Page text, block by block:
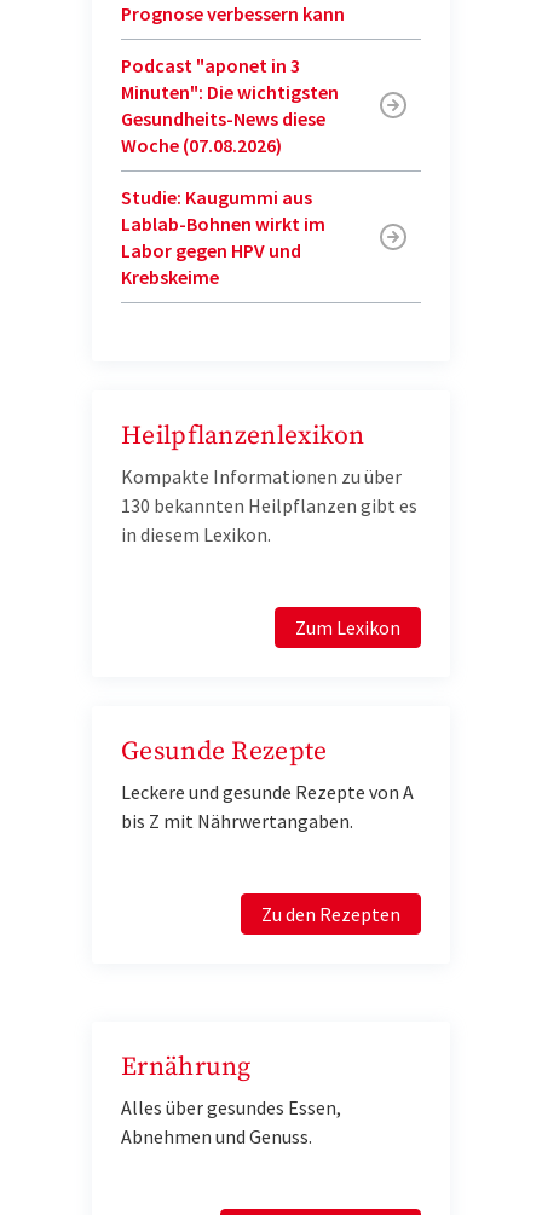
Prognose verbessern kann
Podcast "aponet in 3
Minuten": Die wichtigsten
Gesundheits-News diese
Woche (07.08.2026)
Studie: Kaugummi aus
Lablab-Bohnen wirkt im
Labor gegen HPV und
Krebskeime
Heilpflanzenlexikon
Kompakte Informationen zu über
130 bekannten Heilpflanzen gibt es
in diesem Lexikon.
Zum Lexikon
Gesunde Rezepte
Leckere und gesunde Rezepte von A
bis Z mit Nährwertangaben.
Zu den Rezepten
Ernährung
Alles über gesundes Essen,
Abnehmen und Genuss.